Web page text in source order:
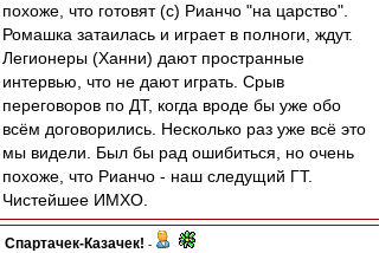
похоже, что готовят (с) Рианчо "на царство".
Ромашка затаилась и играет в полноги, ждут.
Легионеры (Ханни) дают пространные
интервью, что не дают играть. Срыв
переговоров по ДТ, когда вроде бы уже обо
всём договорились. Несколько раз уже всё это
мы видели. Был бы рад ошибиться, но очень
похоже, что Рианчо - наш следущий ГТ.
Чистейшее ИМХО.
Спартачек-Казачек! -